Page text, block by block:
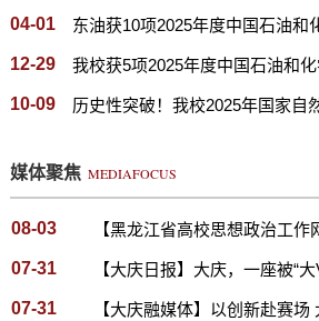
04-01 东油获10项2025年度中国石油和
12-29 我校获5项2025年度中国石油和
10-09 历史性突破！我校2025年国家自
媒体聚焦 MEDIAFOCUS
08-03 【黑龙江省高校思想政治工作
07-31 【大庆日报】大庆，一座被“大
07-31 【大庆融媒体】以创新赴赛场